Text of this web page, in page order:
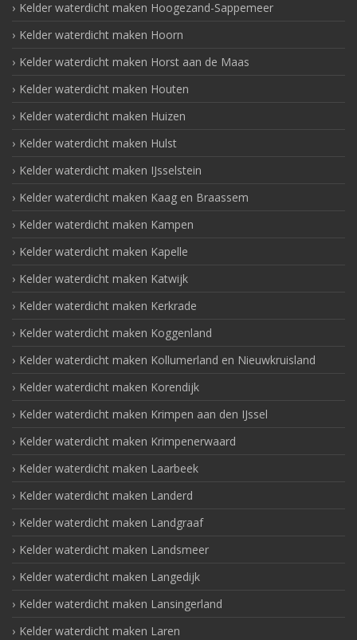
Kelder waterdicht maken Hoogezand-Sappemeer
Kelder waterdicht maken Hoorn
Kelder waterdicht maken Horst aan de Maas
Kelder waterdicht maken Houten
Kelder waterdicht maken Huizen
Kelder waterdicht maken Hulst
Kelder waterdicht maken IJsselstein
Kelder waterdicht maken Kaag en Braassem
Kelder waterdicht maken Kampen
Kelder waterdicht maken Kapelle
Kelder waterdicht maken Katwijk
Kelder waterdicht maken Kerkrade
Kelder waterdicht maken Koggenland
Kelder waterdicht maken Kollumerland en Nieuwkruisland
Kelder waterdicht maken Korendijk
Kelder waterdicht maken Krimpen aan den IJssel
Kelder waterdicht maken Krimpenerwaard
Kelder waterdicht maken Laarbeek
Kelder waterdicht maken Landerd
Kelder waterdicht maken Landgraaf
Kelder waterdicht maken Landsmeer
Kelder waterdicht maken Langedijk
Kelder waterdicht maken Lansingerland
Kelder waterdicht maken Laren